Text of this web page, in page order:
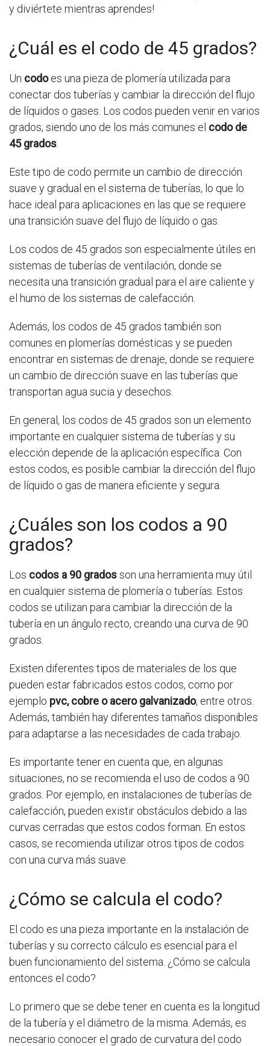
y diviértete mientras aprendes!
¿Cuál es el codo de 45 grados?
Un codoes una pieza de plomería utilizada para
conectar dos tuberías y cambiar la dirección del flujo
de líquidos o gases. Los codos pueden venir en varios
grados, siendo uno de los más comunes el codo de
45 grados.
Este tipo de codo permite un cambio de dirección
suave y gradual en el sistema de tuberías, lo que lo
hace ideal para aplicaciones en las que se requiere
una transición suave del flujo de líquido o gas.
Los codos de 45 grados son especialmente útiles en
sistemas de tuberías de ventilación, donde se
necesita una transición gradual para el aire caliente y
el humo de los sistemas de calefacción.
Además, los codos de 45 grados también son
comunes en plomerías domésticas y se pueden
encontrar en sistemas de drenaje, donde se requiere
un cambio de dirección suave en las tuberías que
transportan agua sucia y desechos.
En general, los codos de 45 grados son un elemento
importante en cualquier sistema de tuberías y su
elección depende de la aplicación específica. Con
estos codos, es posible cambiar la dirección del flujo
de líquido o gas de manera eficiente y segura.
¿Cuáles son los codos a 90
grados?
Los codos a 90 gradosson una herramienta muy útil
en cualquier sistema de plomería o tuberías. Estos
codos se utilizan para cambiar la dirección de la
tubería en un ángulo recto, creando una curva de 90
grados.
Existen diferentes tipos de materiales de los que
pueden estar fabricados estos codos, como por
ejemplo pvc, cobre o acero galvanizado, entre otros.
Además, también hay diferentes tamaños disponibles
para adaptarse a las necesidades de cada trabajo.
Es importante tener en cuenta que, en algunas
situaciones, no se recomienda el uso de codos a 90
grados. Por ejemplo, en instalaciones de tuberías de
calefacción, pueden existir obstáculos debido a las
curvas cerradas que estos codos forman. En estos
casos, se recomienda utilizar otros tipos de codos
con una curva más suave.
¿Cómo se calcula el codo?
El codo es una pieza importante en la instalación de
tuberías y su correcto cálculo es esencial para el
buen funcionamiento del sistema. ¿Cómo se calcula
entonces el codo?
Lo primero que se debe tener en cuenta es la longitud
de la tubería y el diámetro de la misma. Además, es
necesario conocer el grado de curvatura del codo